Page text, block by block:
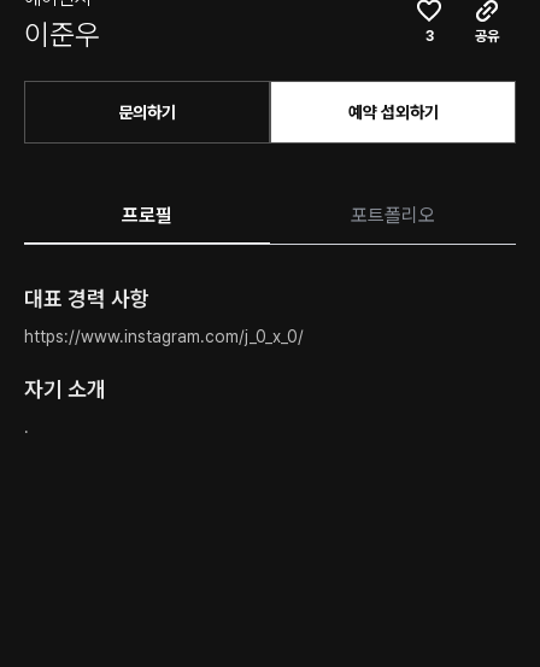
이준우 3 공유
문의하기 예약 섭외하기
프로필 포트폴리오
대표 경력 사항
https://www.instagram.com/j_0_x_0/
자기 소개
.